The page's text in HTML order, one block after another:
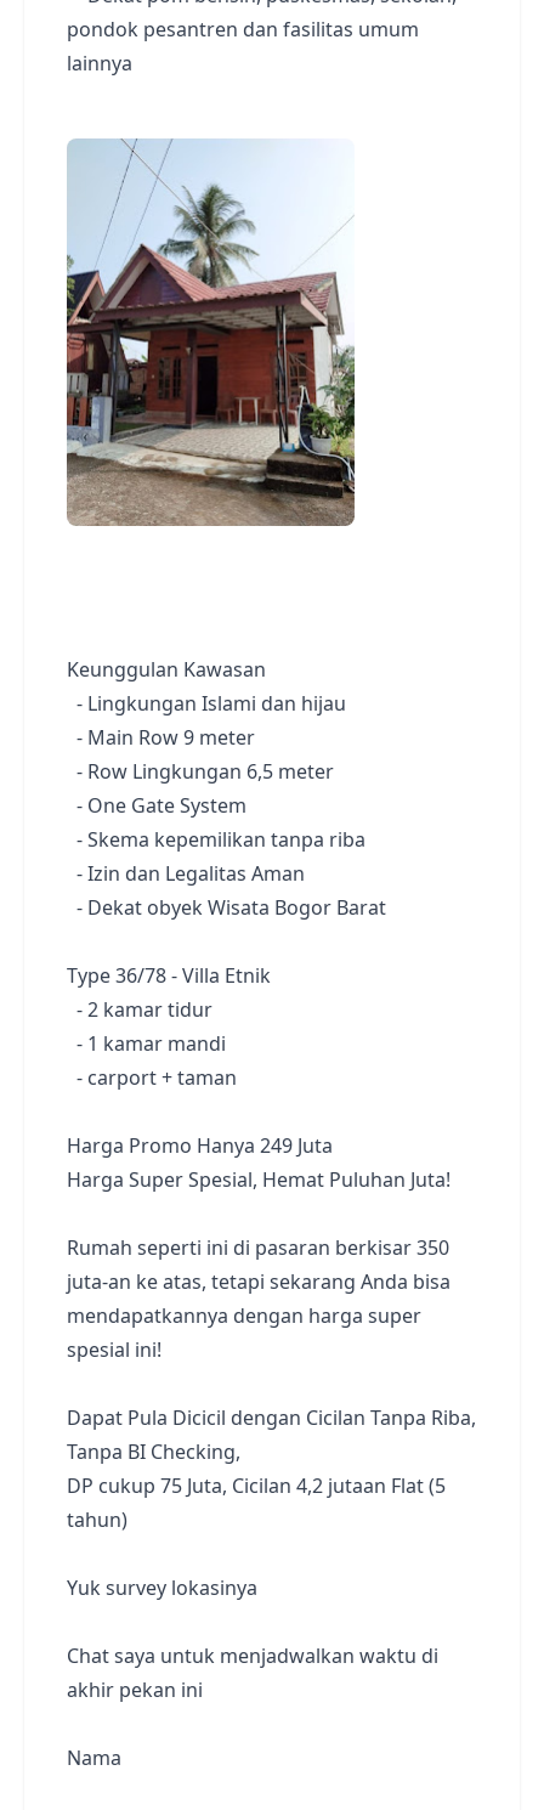
pondok pesantren dan fasilitas umum
lainnya
Keunggulan Kawasan
- Lingkungan Islami dan hijau
- Main Row 9 meter
- Row Lingkungan 6,5 meter
- One Gate System
- Skema kepemilikan tanpa riba
- Izin dan Legalitas Aman
- Dekat obyek Wisata Bogor Barat
Type 36/78 - Villa Etnik
- 2 kamar tidur
- 1 kamar mandi
- carport + taman
Harga Promo Hanya 249 Juta
Harga Super Spesial, Hemat Puluhan Juta!
Rumah seperti ini di pasaran berkisar 350
juta-an ke atas, tetapi sekarang Anda bisa
mendapatkannya dengan harga super
spesial ini!
Dapat Pula Dicicil dengan Cicilan Tanpa Riba,
Tanpa BI Checking,
DP cukup 75 Juta, Cicilan 4,2 jutaan Flat (5
tahun)
Yuk survey lokasinya
Chat saya untuk menjadwalkan waktu di
akhir pekan ini
Nama